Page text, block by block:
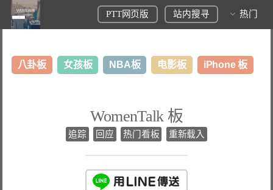
PTT网页版 站内搜寻 热门
八卦板 女孩板 NBA板 电影板 iPhone 板
WomenTalk 板
追踪 回应 热门看板 重新载入